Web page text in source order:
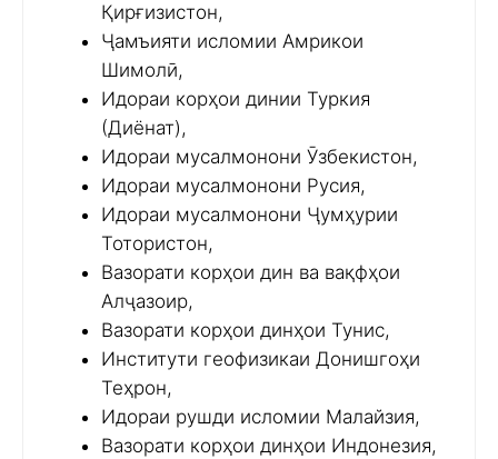
Қирғизистон,
Ҷамъияти исломии Амрикои
Шимолӣ,
Идораи корҳои динии Туркия
(Диёнат),
Идораи мусалмонони Ӯзбекистон,
Идораи мусалмонони Русия,
Идораи мусалмонони Ҷумҳурии
Тотористон,
Вазорати корҳои дин ва вақфҳои
Алҷазоир,
Вазорати корҳои динҳои Тунис,
Институти геофизикаи Донишгоҳи
Теҳрон,
Идораи рушди исломии Малайзия,
Вазорати корҳои динҳои Индонезия,